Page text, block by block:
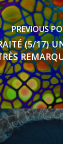
PREVIOUS
(5/17)